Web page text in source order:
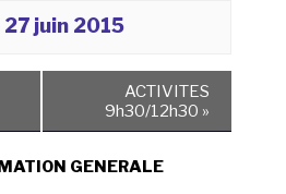
27 juin 2015
ACTIVITES
9h30/12h30 »
GENERALE